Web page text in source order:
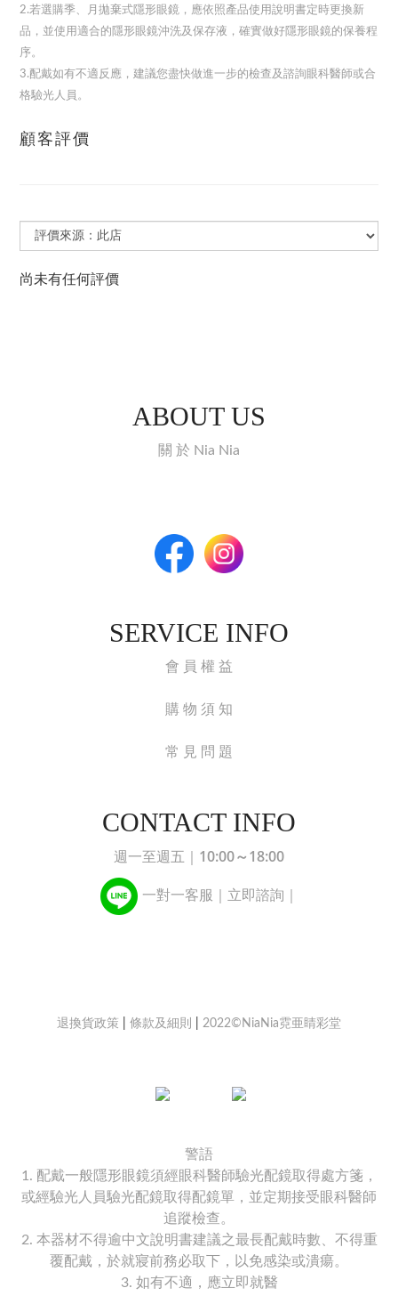
2.若選購季、月拋棄式隱形眼鏡，應依照產品使用說明書定時更換新
品，並使用適合的隱形眼鏡沖洗及保存液，確實做好隱形眼鏡的保養程
序。
3.配戴如有不適反應，建議您盡快做進一步的檢查及諮詢眼科醫師或合
格驗光人員。
顧客評價
尚未有任何評價
ABOUT US
關 於 Nia Nia
SERVICE INFO
會 員 權 益
購 物 須 知
常 見 問 題
CONTACT INFO
週一至週五｜ 10:00～18:00
一對一客服｜立即諮詢｜
退換貨政策 條款及細則 2022©NiaNia霓亜睛彩堂
警語
1. 配戴一般隱形眼鏡須經眼科醫師驗光配鏡取得處方箋，
或經驗光人員驗光配鏡取得配鏡單，並定期接受眼科醫師
追蹤檢查。
2. 本器材不得逾中文說明書建議之最長配戴時數、不得重
覆配戴，於就寢前務必取下，以免感染或潰瘍。
3. 如有不適，應立即就醫